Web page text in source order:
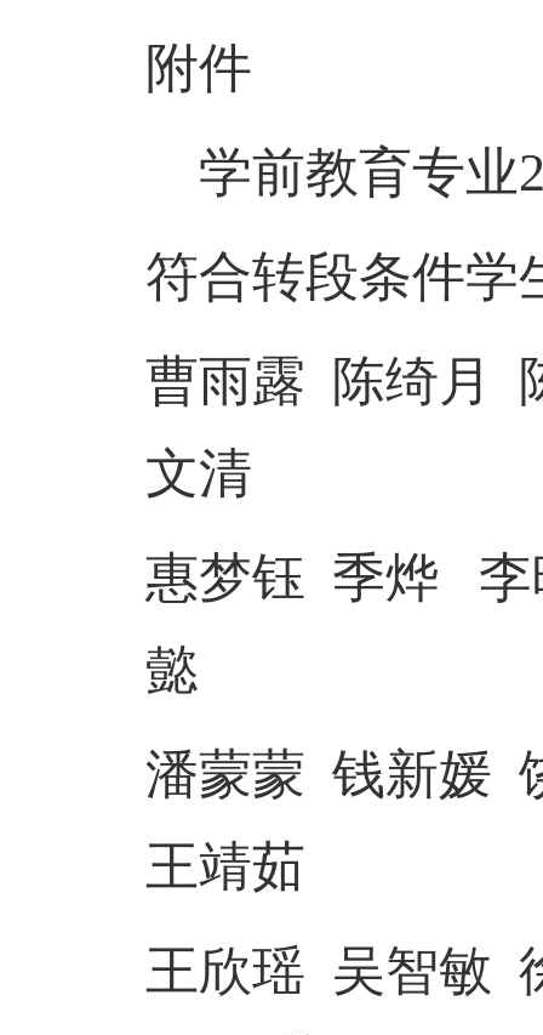
附件
学前教育专业
符合转段条件学
曹雨露 陈绮月
文清
惠梦钰 季烨
懿
潘蒙蒙 钱新媛
王靖茹
王欣瑶 吴智敏